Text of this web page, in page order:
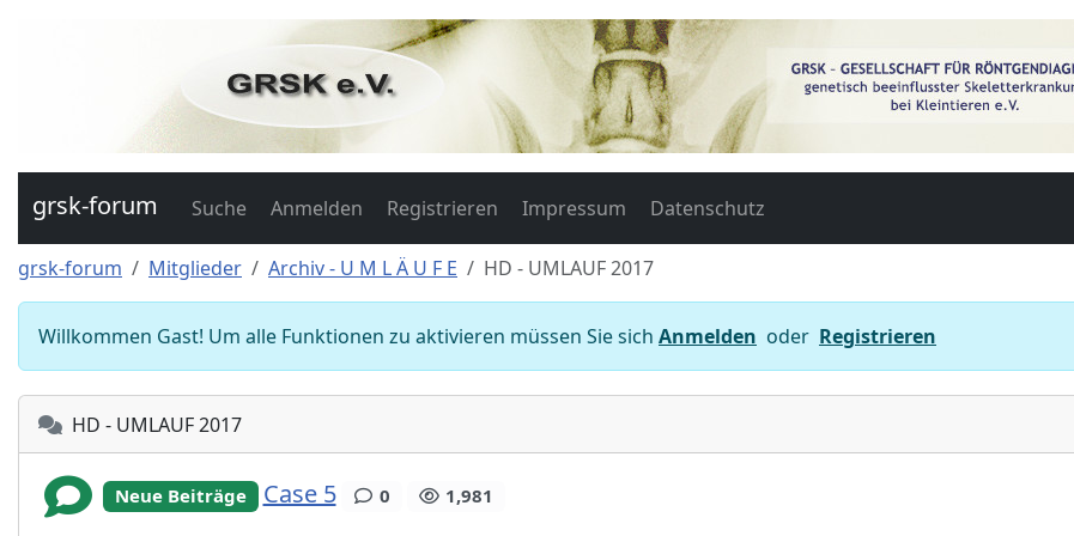
grsk-forum Suche Anmelden Registrieren Impressum Datenschutz
grsk-forum Mitglieder Archiv - U M L Ä U F E HD - UMLAUF 2017
Willkommen Gast! Um alle Funktionen zu aktivieren müssen Sie sich Anmelden oder Registrieren
HD - UMLAUF 2017
Neue Beiträge Case 5 0 1,981